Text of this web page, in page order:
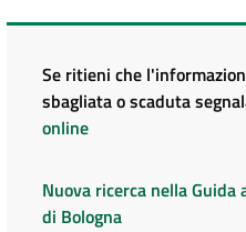
Se ritieni che
sbagliata o scaduta
online
Nuova ricerca nella Guida
di Bologna